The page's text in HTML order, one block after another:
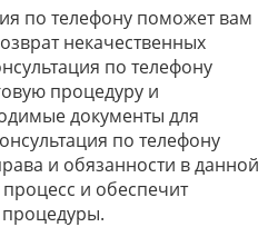
по телефону поможет вам
некачественных
по телефону
процедуру и
документы для
по телефону
и обязанности в данной
процесс и обеспечит